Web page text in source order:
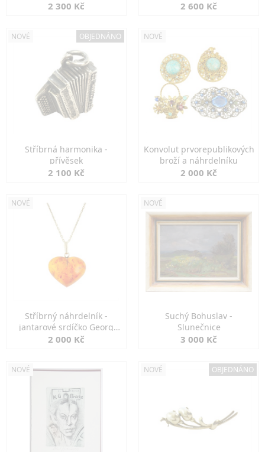
2 300 Kč
spinelem
2 600 Kč
NOVÉ OBJEDNÁNO
Stříbrná harmonika -
přívěsek
2 100 Kč
NOVÉ
Konvolut prvorepublikových
broží a náhrdelníku
2 000 Kč
NOVÉ
Stříbrný náhrdelník -
jantarové srdíčko Georg
Kramer
2 000 Kč
NOVÉ
Suchý Bohuslav -
Slunečnice
3 000 Kč
NOVÉ NOVÉ OBJEDNÁNO